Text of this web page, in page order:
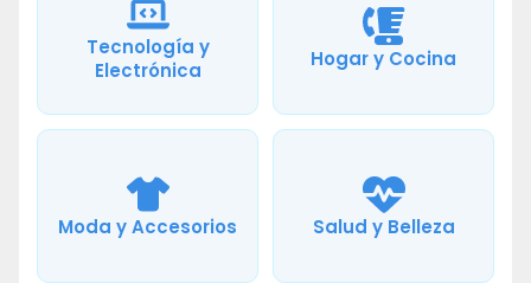
Tecnología y
Electrónica
Hogar y Cocina
Moda y Accesorios Salud y Belleza